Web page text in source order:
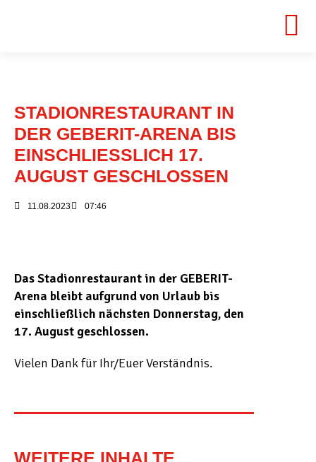
STADIONRESTAURANT IN
DER GEBERIT-ARENA BIS
EINSCHLIESSLICH 17. A
UGUST GESCHLOSSEN
11.08.2023 07:46
Das Stadionrestaurant in der GEBERIT-
Arena bleibt aufgrund von Urlaub bis
einschließlich nächsten Donnerstag, den
17. August geschlossen.
Vielen Dank für Ihr/Euer Verständnis.
WEITERE INHALTE